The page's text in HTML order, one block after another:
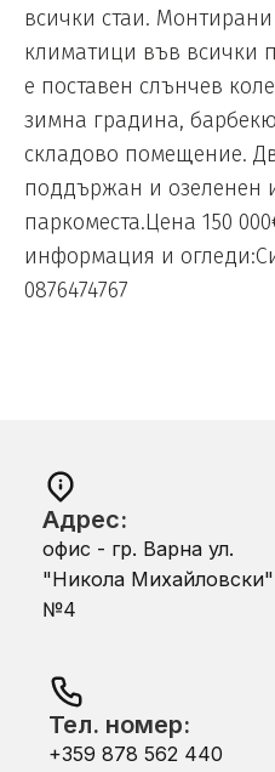
всички стаи.
климатици във всички
е поставен слънчев
зимна градина,
складово помещение.
поддържан и озеленен
паркоместа.Цена 150
информация и
0876474767
Адрес:
офис - гр. Варна ул.
"Никола Михайловски"
№4
Тел. номер:
+359 878 562 440